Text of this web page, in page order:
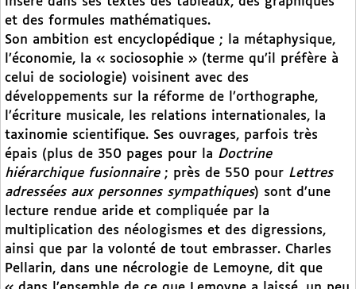
et des formules mathématiques.
Son ambition est encyclopédique ; la métaphysique,
l’économie, la « sociosophie » (terme qu’il préfère à
celui de sociologie) voisinent avec des
développements sur la réforme de l’orthographe,
l’écriture musicale, les relations internationales, la
taxinomie scientifique. Ses ouvrages, parfois très
épais (plus de 350 pages pour la Doctrine
hiérarchique fusionnaire; près de 550 pour Lettres
adressées aux personnes sympathiques) sont d’une
lecture rendue aride et compliquée par la
multiplication des néologismes et des digressions,
ainsi que par la volonté de tout embrasser. Charles
Pellarin, dans une nécrologie de Lemoyne, dit que